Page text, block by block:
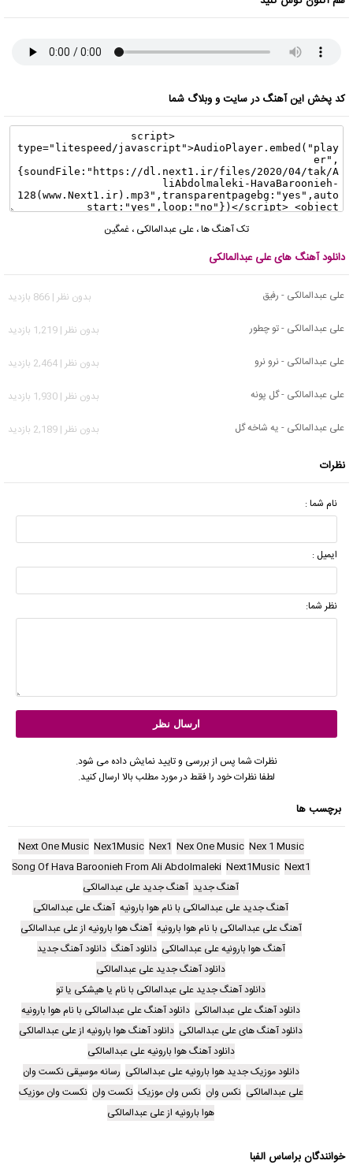
کد پخش این آهنگ در سایت و وبلاگ شما
تک آهنگ ها، علی عبدالمالکی ، غمگین
دانلود آهنگ های علی عبدالمالکی
علی عبدالمالکی - رفیق
بدون نظر | 866 بازدید
علی عبدالمالکی - تو چطور
بدون نظر | 1,219 بازدید
علی عبدالمالکی - نرو نرو
بدون نظر | 2,464 بازدید
علی عبدالمالکی - گل پونه
بدون نظر | 1,930 بازدید
علی عبدالمالکی - یه شاخه گل
بدون نظر | 2,189 بازدید
نظرات
نام شما :
ایمیل :
نظر شما:
نظرات شما پس از بررسی و تایید نمایش داده می شود.
لطفا نظرات خود را فقط در مورد مطلب بالا ارسال کنید.
برچسب ها
Nex 1 Music
Nex One Music
Nex1
Nex1Music
Next One Music
Next1
Next1Music
Song Of Hava Baroonieh From Ali Abdolmaleki
آهنگ جدید آهنگ جدید علی عبدالمالکی
آهنگ جدید علی عبدالمالکی با نام هوا بارونیه آهنگ علی عبدالمالکی
آهنگ علی عبدالمالکی با نام هوا بارونیه آهنگ هوا بارونیه از علی عبدالمالکی
آهنگ هوا بارونیه علی عبدالمالکی دانلود آهنگ دانلود آهنگ جدید
دانلود آهنگ جدید علی عبدالمالکی
دانلود آهنگ جدید علی عبدالمالکی با نام یا هیشکی یا تو
دانلود آهنگ علی عبدالمالکی دانلود آهنگ علی عبدالمالکی با نام هوا بارونیه
دانلود آهنگ های علی عبدالمالکی دانلود آهنگ هوا بارونیه از علی عبدالمالکی
دانلود آهنگ هوا بارونیه علی عبدالمالکی
دانلود موزیک جدید هوا بارونیه علی عبدالمالکی رسانه موسیقی نکست وان
علی عبدالمالکی نکس وان نکس وان موزیک نکست وان نکست وان موزیک
هوا بارونیه از علی عبدالمالکی
خوانندگان براساس الفبا